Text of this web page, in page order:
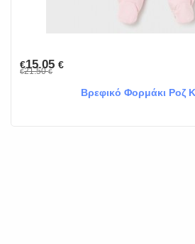
€15.05 €
€21.50€
Βρεφικό Φορμάκι Ροζ